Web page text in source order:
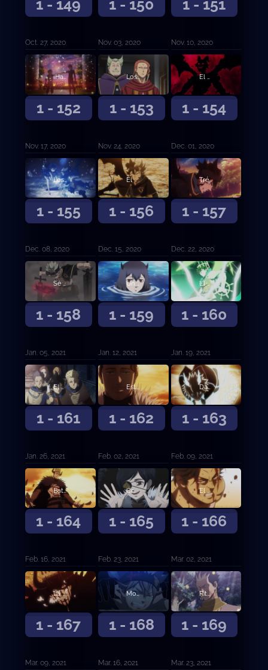
1 - 149
Oct. 27, 2020
1 - 150
Nov. 03, 2020
1 - 151
Nov. 10, 2020
1 - 152
¡Hacia el mañana!
Nov. 17, 2020
1 - 153
Los elegidos
Nov. 24, 2020
1 - 154
El vicecapitán Langris Vaude
Dec. 01, 2020
1 - 155
Los cinco Espíritus Guardianes
Dec. 08, 2020
1 - 156
El poder despierta
Dec. 15, 2020
1 - 157
Trébol de cinco hojas
Dec. 22, 2020
1 - 158
Se abre el telón de esperanza y desesperación
Jan. 05, 2021
1 - 159
Un lago tranquilo y la sombra del bosque
Jan. 12, 2021
1 - 160
El mensajero del Reino de la Pica
Jan. 19, 2021
1 - 161
El poder de Zenon
Jan. 26, 2021
1 - 162
Estalla una gran batalla
Feb. 02, 2021
1 - 163
Dante contra el capitán de los Toros Negros
Feb. 09, 2021
1 - 164
Batalla en el Reino del Corazón
Feb. 16, 2021
1 - 165
Cruzada de agua
Feb. 23, 2021
1 - 166
El capitán Yami Sukehiro
Mar. 02, 2021
1 - 167
La promesa negra
Mar. 09, 2021
1 - 168
Movimientos superiores
Mar. 16, 2021
1 - 169
Ritual de obediencia
Mar. 23, 2021